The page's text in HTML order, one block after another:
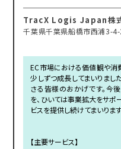
TracX Logis Japan株
千葉県千葉県船橋市西浦3-4-
EC市場における価値観や消
少しずつ成長してまいりまし
さる皆様のおかげです。今
を、ひいては事業拡大をサポ
ビスを提供し続けてまいります
【主要サービス】